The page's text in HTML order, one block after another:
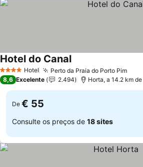
4 EstrelasHotel Perto da Praia do Porto Pim
Hotel do Canal
8,6 Excelente 2.494 Horta, a 14.2 km
De € 55
Consulte os preços de 18 sites